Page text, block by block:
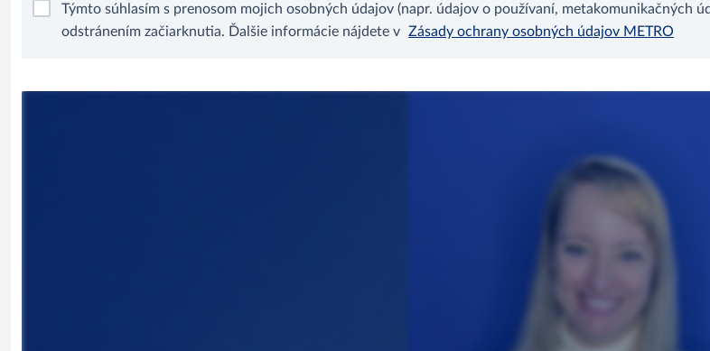
Týmto súhlasím s prenosom mojich osobných údajov (napr. údajov o používaní, metakomunikačných
odstránením začiarknutia. Ďalšie informácie nájdete v Zásady ochrany osobných údajov METRO